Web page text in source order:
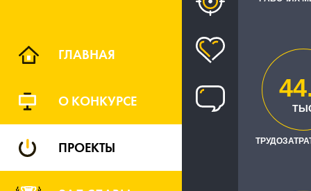
ГЛАВНАЯ
О КОНКУРСЕ
ПРОЕКТЫ
"ЕДИНАЯ